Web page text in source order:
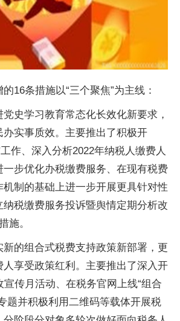
16条措施以“三个聚焦”为主线：
史学习教育常态化长效化新要求，
实事质效。主要推出了积极开
作、深入分析2022年纳税人缴费人
一步优化办税缴费服务、在现有税费
制的基础上进一步开展更具针对性
纳税缴费服务投诉暨舆情定期分析改
施。
新的组合式税费支持政策新部署，更
享受政策红利。主要推出了深入开
宣传月活动、在税务官网上线“组合
题并积极利用二维码等载体开展税